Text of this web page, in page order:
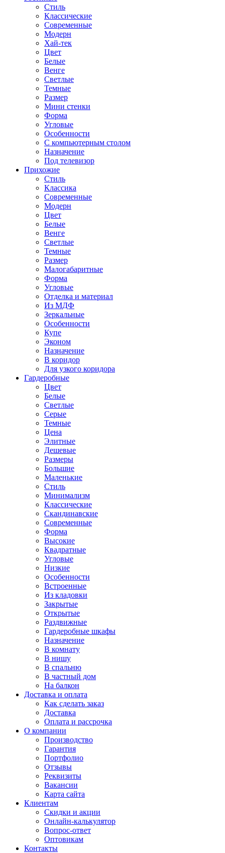
Стиль
Классические
Современные
Модерн
Хай-тек
Цвет
Белые
Венге
Светлые
Темные
Размер
Мини стенки
Форма
Угловые
Особенности
С компьютерным столом
Назначение
Под телевизор
Прихожие
Стиль
Классика
Современные
Модерн
Цвет
Белые
Венге
Светлые
Темные
Размер
Малогабаритные
Форма
Угловые
Отделка и материал
Из МДФ
Зеркальные
Особенности
Купе
Эконом
Назначение
В коридор
Для узкого коридора
Гардеробные
Цвет
Белые
Светлые
Серые
Темные
Цена
Элитные
Дешевые
Размеры
Большие
Маленькие
Стиль
Минимализм
Классические
Скандинавские
Современные
Форма
Высокие
Квадратные
Угловые
Низкие
Особенности
Встроенные
Из кладовки
Закрытые
Открытые
Раздвижные
Гардеробные шкафы
Назначение
В комнату
В нишу
В спальню
В частный дом
На балкон
Доставка и оплата
Как сделать заказ
Доставка
Оплата и рассрочка
О компании
Производство
Гарантия
Портфолио
Отзывы
Реквизиты
Вакансии
Карта сайта
Клиентам
Скидки и акции
Онлайн-калькулятор
Вопрос-ответ
Оптовикам
Контакты